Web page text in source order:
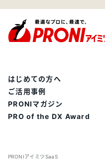
PRONIアイミツSaaS
はじめての方へ
ご活用事例
PRONIマガジン
PRO of the DX Award